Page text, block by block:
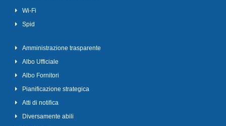
Wi-Fi
Spid
Amministrazione trasparente
Albo Ufficiale
Albo Fornitori
Pianificazione strategica
Atti di notifica
Diversamente abili